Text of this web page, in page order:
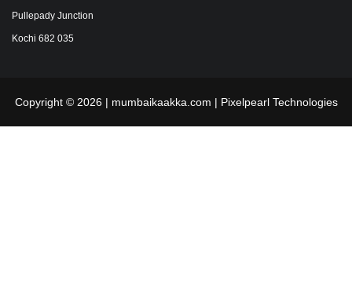
Pullepady Junction
Kochi 682 035
Copyright © 2026 | mumbaikaakka.com | Pixelpearl Technologies